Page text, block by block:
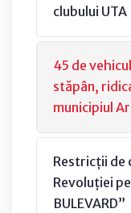
clubului UTA
45 de
stăpân,
municipiul
Restricții de
Revoluției
BULEVARD”